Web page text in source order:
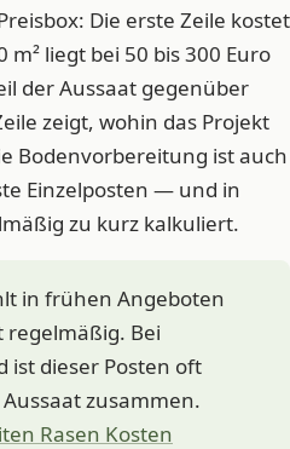
Die erste Zeile kostet
liegt bei 50 bis 300 Euro
der Aussaat gegenüber
zeigt, wohin das Projekt
Bodenvorbereitung ist auch
Einzelposten — und in
zu kurz kalkuliert.
in frühen Angeboten
regelmäßig. Bei
ist dieser Posten oft
zusammen.
Rasen Kosten